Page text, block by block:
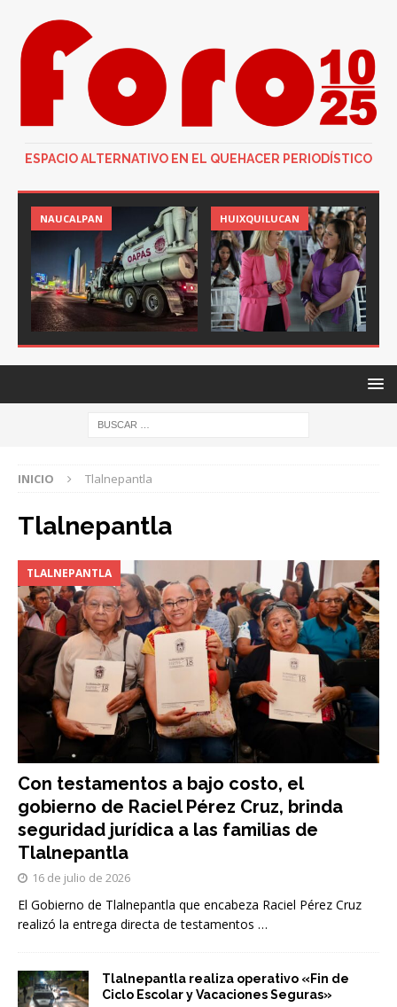
ESPACIO ALTERNATIVO EN EL QUEHACER PERIODÍSTICO
NAUCALPAN HUIXQUILUCAN
INICIO Tlalnepantla
Tlalnepantla
TLALNEPANTLA
Con testamentos a bajo costo, el
gobierno de Raciel Pérez Cruz, brinda
seguridad jurídica a las familias de
Tlalnepantla
16 de julio de 2026
El Gobierno de Tlalnepantla que encabeza Raciel Pérez Cruz
realizó la entrega directa de testamentos …
Tlalnepantla realiza operativo «Fin de
Ciclo Escolar y Vacaciones Seguras»